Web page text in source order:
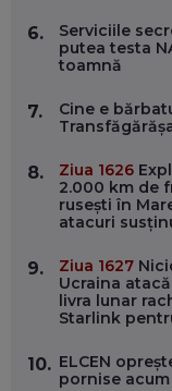
OLIVIU
EP. 54
EP. 53
VOICU
TA
EP. 52
ROBERT
6.
Serviciile
putea testa
toamnă
7.
Cine e
8. Ziua 1626
2.000 km de
rusești în
atacuri
9. Ziua 1627
Ucraina
livra lunar
Starlink
10. ELCEN
pornise